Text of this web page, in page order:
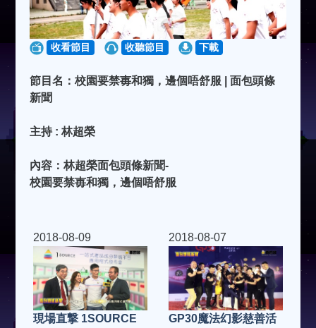
收看節目 收聽節目 下載
節目名：校園要禁毐和獨，邊個唔舒服 | 面包頭條
新聞
主持 : 林超榮
內容：林超榮面包頭條新聞-
校園要禁毐和獨，邊個唔舒服
2018-08-09
現場直撃 1SOURCE
2018-08-07
GP30魔法幻影慈善活